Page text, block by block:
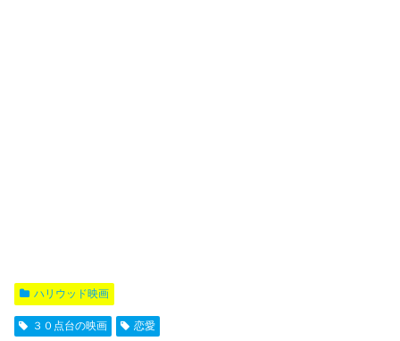
ハリウッド映画
３０点台の映画 恋愛